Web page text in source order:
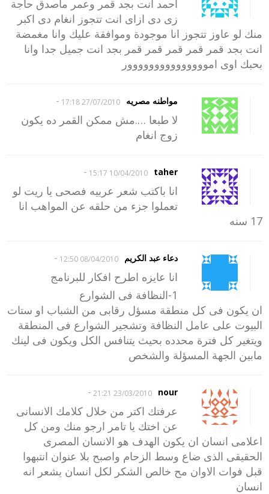
احمد انت بجد قمر وعمر ماصدق حاجة
زى دى ازاى انت تتجوز انغام دى اكبر
منك لو عاوز تتجوز انا موجودة وموافقة عليك وانا مغمضة
انت بجد قمر قمر قمر قمر قمر بجد انت جميل جدا وانا
بحبك اوى امووووووووووووووور
مواطنه مصريه 27/07/2010 17:18
-
لا طبعا ….مش ممكن القمر ده يكون
زوج انغام
taher
10/04/2010 15:17
-
انا باكتب شعر عربيه فصحى يا ريت لو
تعملوا جزء من حلقه عن المواهب انا
17 سنه
دعاء عبد الكريم 08/04/2010 12:50
-
انا عايزه اطرح افكار للبرنامج
1-النظافة فى الشوارع
ان يكون فى كل منطقة مسؤل رقابى من الشباب او ستات
البيوت على عامل النظافة وتشجير الشوارع فى المنطقة
ويتغير كل فترة محدده بحيث يتنافس الكل ويكون فى لينك
مابين الجهة المسؤلة والشخص
nour
23/03/2010 21:21
-
عرفتك اكتر من خلال كلامك الانسانى
عن اختك يا تامر ارجو منك ومن كل
اعلامى انسان ان يكون الهدف هو الانسان المصرى
الحقيقى الذى ضاع وسط الزحام واصبح بلا عنوان انتبهوا
قبل فوات الاوان مح خالص الشكر لكل انسان يشعر انه
انسان